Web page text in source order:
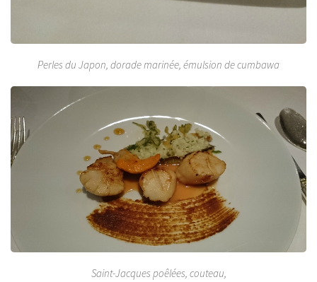
Perles du Japon, dorade marinée, émulsion de cumbawa
Saint-Jacques poêlées, couteau,